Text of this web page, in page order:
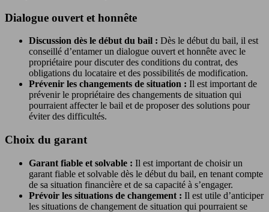
Dialogue ouvert et honnête
Discussion dès le début du bail : Dès le début du bail, il est
conseillé d’entamer un dialogue ouvert et honnête avec le
propriétaire pour discuter des conditions du contrat, des
obligations du locataire et des possibilités de modification.
Prévenir les changements de situation : Il est important de
prévenir le propriétaire des changements de situation qui
pourraient affecter le bail et de proposer des solutions pour
éviter des difficultés.
Choix du garant
Garant fiable et solvable : Il est important de choisir un
garant fiable et solvable dès le début du bail, en tenant compte
de sa situation financière et de sa capacité à s’engager.
Prévoir les situations de changement : Il est utile d’anticiper
les situations de changement de situation qui pourraient se